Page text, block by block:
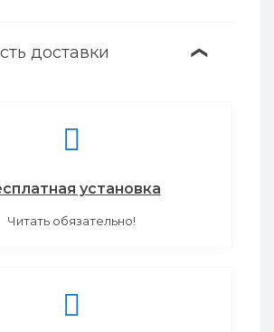
доставки ❯
установка
Читать обязательно!